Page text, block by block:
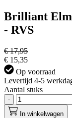
Brilliant
- RVS
€ 17,95
€ 15,35
Op voorraad
Levertijd 4-5
Aantal stuks
-
In winkelwagen